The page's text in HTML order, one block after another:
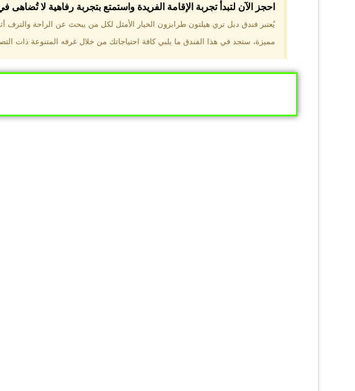
لماذا تختار
والجبال الخضراء. مرافق متكاملة
احجز الآن لتبدأ تجربة الإقامة الفريدة واستمتع بتجربة رفاهية لا
يُعتبر فندق دبل تري هيلتون طرابزون الخيار الأمثل لكل من يبحث عن الراحة
مميزة، ستجد في هذا الفندق ما يلبي كافة احتياجاتك من خلال غرفه المتنوعة ذات